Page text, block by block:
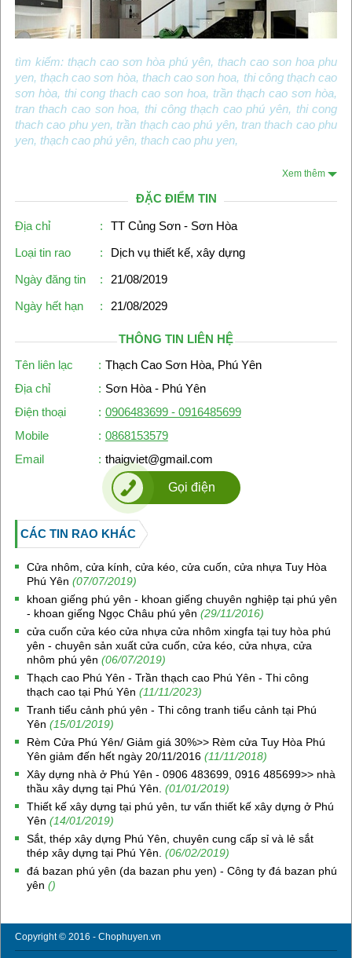
tìm kiếm: thạch cao sơn hòa phú yên, thach cao son hoa phu
yen, thạch cao sơn hòa, thach cao son hoa, thi công thạch cao
sơn hòa, thi cong thach cao son hoa, trần thạch cao sơn hòa,
tran thach cao son hoa, thi công thạch cao phú yên, thi cong
thach cao phu yen, trần thạch cao phú yên, tran thach cao phu
yen, thạch cao phú yên, thach cao phu yen,
Xem thêm
ĐẶC ĐIỂM TIN
Địa chỉ :
TT Củng Sơn - Sơn Hòa
Loại tin rao
:
Dịch vụ thiết kế, xây dựng
Ngày đăng tin
:
21/08/2019
Ngày hết hạn
: 21/08/2029
THÔNG TIN LIÊN HỆ
Tên liên lạc
: Thạch Cao Sơn Hòa, Phú Yên
Địa chỉ
: Sơn Hòa - Phú Yên
Điện thoại
: 0906483699 - 0916485699
Mobile
: 0868153579
Email
: thaigviet@gmail.com
Gọi điện
CÁC TIN RAO KHÁC
Cửa nhôm, cửa kính, cửa kéo, cửa cuốn, cửa nhựa Tuy Hòa
Phú Yên (07/07/2019)
khoan giếng phú yên - khoan giếng chuyên nghiệp tại phú yên
- khoan giếng Ngọc Châu phú yên (29/11/2016)
cửa cuốn cửa kéo cửa nhựa cửa nhôm xingfa tại tuy hòa phú
yên - chuyên sản xuất cửa cuốn, cửa kéo, cửa nhựa, cửa
nhôm phú yên (06/07/2019)
Thạch cao Phú Yên - Trần thạch cao Phú Yên - Thi công
thạch cao tại Phú Yên (11/11/2023)
Tranh tiểu cảnh phú yên - Thi công tranh tiểu cảnh tại Phú
Yên (15/01/2019)
Rèm Cửa Phú Yên/ Giảm giá 30%>> Rèm cửa Tuy Hòa Phú
Yên giảm đến hết ngày 20/11/2016 (11/11/2018)
Xây dựng nhà ở Phú Yên - 0906 483699, 0916 485699>> nhà
thầu xây dựng tại Phú Yên. (01/01/2019)
Thiết kế xây dựng tại phú yên, tư vấn thiết kế xây dựng ở Phú
Yên (14/01/2019)
Sắt, thép xây dựng Phú Yên, chuyên cung cấp sỉ và lẻ sắt
thép xây dựng tại Phú Yên. (06/02/2019)
đá bazan phú yên (da bazan phu yen) - Công ty đá bazan phú
yên ()
Copyright © 2016 - Chophuyen.vn